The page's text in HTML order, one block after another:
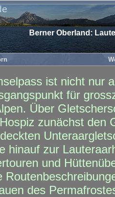
Berner Oberland:
ist nicht nur
für
Über
zunächst den
hinauf zur
und
des